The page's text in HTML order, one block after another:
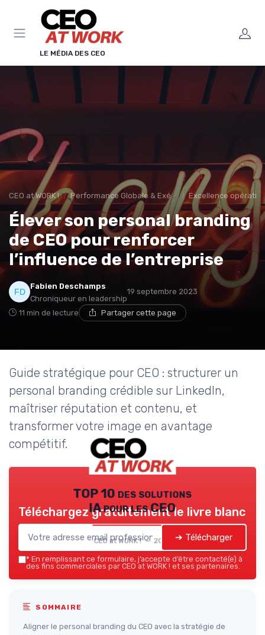
LE MÉDIA DES CEO
CEO at WORK ! Performance Globale & Exécution Excellence
Élever son personal branding
de CEO pour renforcer
l’influence de l’entreprise
Fabien Deschamps
Chroniqueur en leadership
19 septembre 2023
11 min de lecture Partager cette page
Guide stratégique pour CEO : structurer un
personal branding crédible sur LinkedIn,
maîtriser réputation et contenu, et
transformer votre image en avantage
compétitif.
TOP 10 des solutions
IA pour les CEO
CEO at WORK ! — 2026
Téléchargez gratuitement le livre blanc
➔ Télécharger
* En remplissant ce formulaire, j’accepte d’être contacté(e) à
des fins commerciales par CEO at WORK ! et ses partenaires.
SOMMAIRE
Aligner le personal branding du CEO avec la stratégie de
Panneau de gestion des cookies